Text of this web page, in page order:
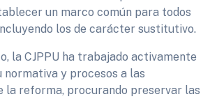
un marco común para todos
los de carácter sustitutivo.
la CJPPU ha trabajado activamente
normativa y procesos a las
la reforma, procurando preservar las